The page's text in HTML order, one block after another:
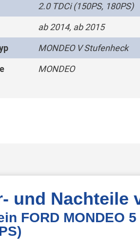
2.0 TDCi (150PS, 180PS)
ab 2014, ab 2015
MONDEO V Stufenheck
MONDEO
und Nachteile
FORD MONDEO